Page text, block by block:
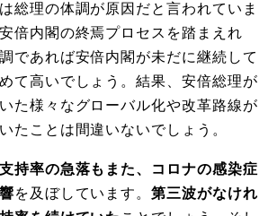
総理の体調が原因だと言われていま
倍内閣の終焉プロセスを踏まえれ
であれば安倍内閣が未だに継続して
て高いでしょう。結果、安倍総理が
た様々なグローバル化や改革路線が
たことは間違いないでしょう。
持率の急落もまた、コロナの感染症
を及ぼしています。第三波がなけれ